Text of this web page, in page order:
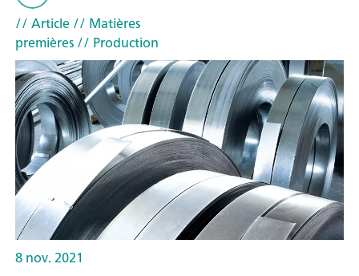
// Article// Matières
premières// Production
8 nov. 2021